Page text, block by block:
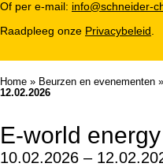
Of per e-mail: info@schneider-
Raadpleeg onze Privacybeleid
Home » Beurzen en evenementen »
12.02.2026
E-world
10.02.2026 –